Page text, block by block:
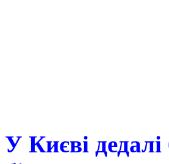
У Києві